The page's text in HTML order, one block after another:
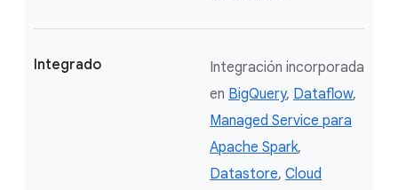
Integrado
Integración incorporada
en BigQuery, Dataflow,
Managed Service para
Apache Spark,
Datastore, Cloud